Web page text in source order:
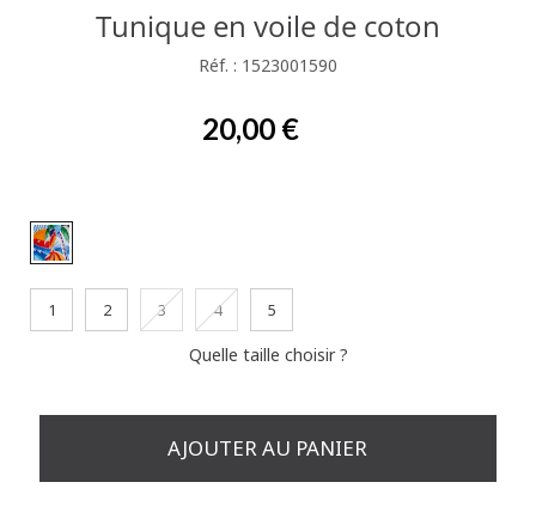
Tunique en voile de coton
Réf. : 1523001590
20,00 €
1 2 3 4 5
Quelle taille choisir ?
AJOUTER AU PANIER